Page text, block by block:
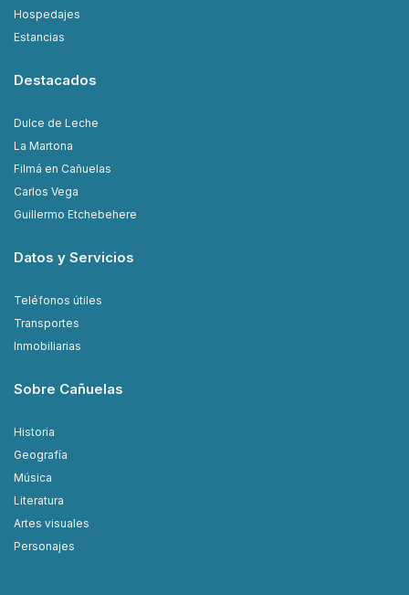
Hospedajes
Estancias
Destacados
Dulce de Leche
La Martona
Filmá en Cañuelas
Carlos Vega
Guillermo Etchebehere
Datos y Servicios
Teléfonos útiles
Transportes
Inmobiliarias
Sobre Cañuelas
Historia
Geografía
Música
Literatura
Artes visuales
Personajes